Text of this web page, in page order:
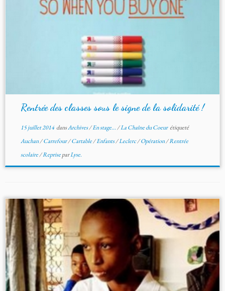
Rentrée des classes sous le signe de la solidarité !
15 juillet 2014dansArchives/En stage.../La Chaîne du Coeur étiqueté
Auchan/Carrefour/Cartable/Enfants/Leclerc/Opération/Rentrée
scolaire/RepriseparLyse.